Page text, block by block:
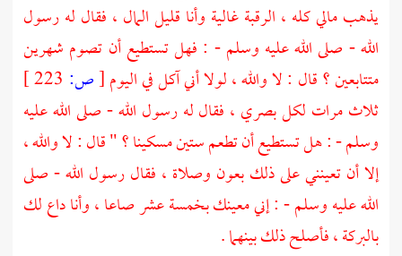
يذهب مالي كله ، الرقبة غالية وأنا قليل المال ، فقال له رسول
الله - صلى الله عليه وسلم - : فهل تستطيع أن تصوم شهرين
متتابعين ؟ قال : لا والله ، لولا أني آكل في اليوم[ص:
ثلاث مرات لكل بصري ، فقال له رسول الله - صلى الله عليه
وسلم - : هل تستطيع أن تطعم ستين مسكينا ؟ " قال : لا والله ،
إلا أن تعينني على ذلك بعون وصلاة ، فقال رسول الله - صلى
الله عليه وسلم - : إني معينك بخمسة عشر صاعا ، وأنا داع لك
بالبركة ، فأصلح ذلك بينهما .